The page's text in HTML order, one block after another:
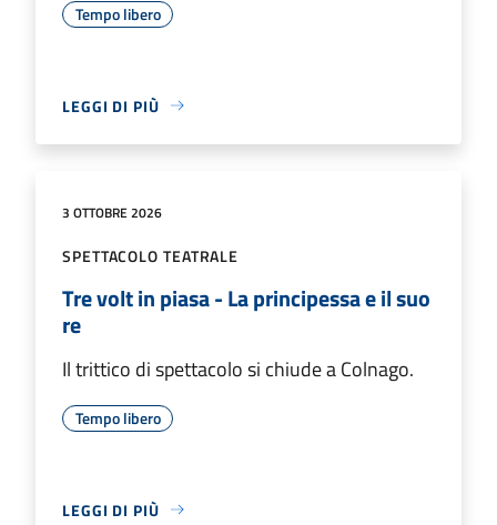
Tempo libero
LEGGI DI PIÙ
3 OTTOBRE 2026
SPETTACOLO TEATRALE
Tre volt in piasa - La principessa e il suo
re
Il trittico di spettacolo si chiude a Colnago.
Tempo libero
LEGGI DI PIÙ